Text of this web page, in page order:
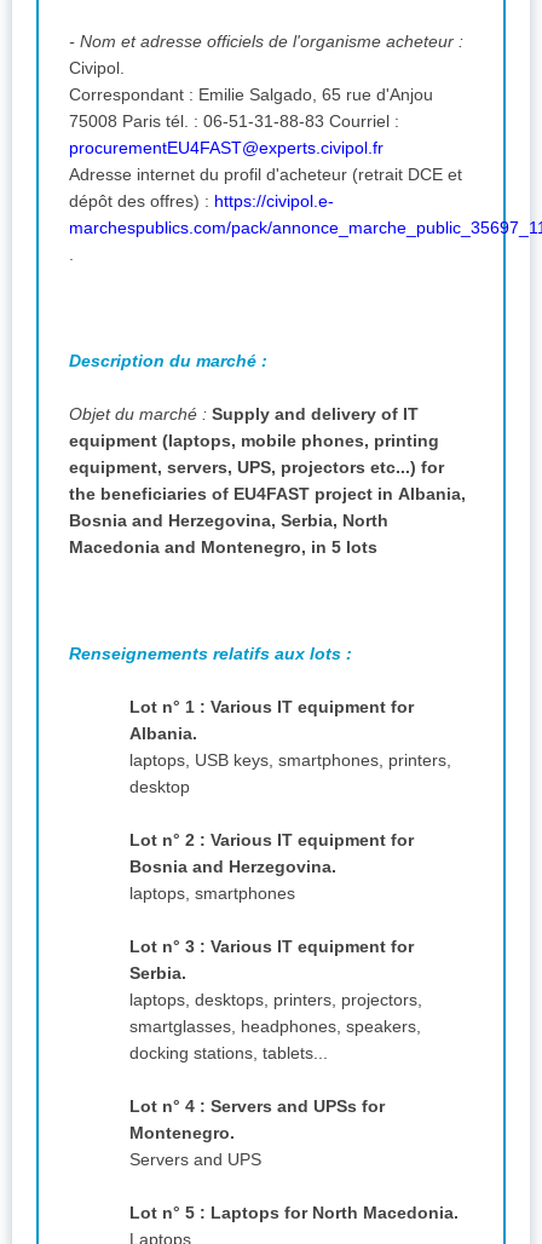
- Nom et adresse officiels de l'organisme acheteur :
Civipol.
Correspondant : Emilie Salgado, 65 rue d'Anjou
75008 Paris tél. : 06-51-31-88-83 Courriel :
procurementEU4FAST@experts.civipol.fr
Adresse internet du profil d'acheteur (retrait DCE et
dépôt des offres) : https://civipol.e-
marchespublics.com/pack/
Description du marché :
Objet du marché : Supply and delivery of IT
equipment (laptops, mobile phones, printing
equipment, servers, UPS, projectors etc...) for
the beneficiaries of EU4FAST project in Albania,
Bosnia and Herzegovina, Serbia, North
Macedonia and Montenegro, in 5 lots
Renseignements relatifs aux lots :
Lot n° 1 : Various IT equipment for
Albania.
laptops, USB keys, smartphones, printers,
desktop
Lot n° 2 : Various IT equipment for
Bosnia and Herzegovina.
laptops, smartphones
Lot n° 3 : Various IT equipment for
Serbia.
laptops, desktops, printers, projectors,
smartglasses, headphones, speakers,
docking stations, tablets...
Lot n° 4 : Servers and UPSs for
Montenegro.
Servers and UPS
Lot n° 5 : Laptops for North Macedonia.
Laptops